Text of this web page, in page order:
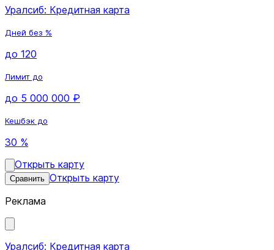
Уралсиб: Кредитная карта
Дней без %
до 120
Лимит до
до 5 000 000 ₽
Кешбэк до
30 %
Открыть карту
Сравнить Открыть карту
Реклама
Уралсиб: Кредитная карта